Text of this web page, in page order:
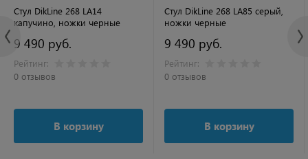
Стул DikLine 268 LA14
капучино, ножки черные
9 490 руб.
Рейтинг:
0 отзывов
В корзину
Стул DikLine 268 LA85 серый,
ножки черные
9 490 руб.
Рейтинг:
0 отзывов
В корзину